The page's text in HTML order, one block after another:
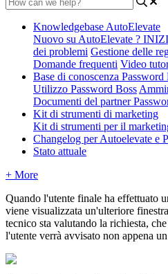
Knowledgebase AutoElevate
Nuovo su AutoElevate ?
dei problemi Gestione delle
Domande frequenti Video
Base di conoscenza Password
Utilizzo Password Boss
Documenti del partner
Kit di strumenti di marketing
Kit di strumenti per il
Changelog per Autoelevate e
Stato attuale
+ More
Quando l'utente finale ha effettuato
viene visualizzata un'ulteriore finestra
tecnico sta valutando la richiesta, che
l'utente verrà avvisato non appena un